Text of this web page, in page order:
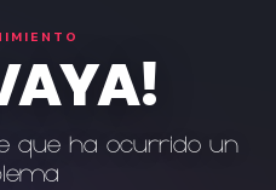
que ha ocurrido un